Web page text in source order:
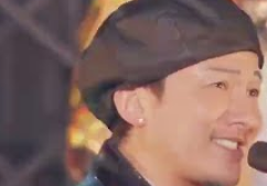
ティナインのオールナイトニッポ
日2026」出演決定！
LIVE DA PUMP 2026 ROAD 2 DA
演チケット一般販売(先着)のご案内